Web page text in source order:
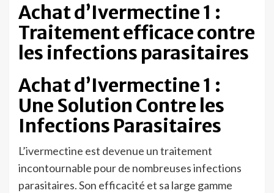
Achat d’Ivermectine 1 :
Traitement efficace contre
les infections parasitaires
Achat d’Ivermectine 1 :
Une Solution Contre les
Infections Parasitaires
L’ivermectine est devenue un traitement
incontournable pour de nombreuses infections
parasitaires. Son efficacité et sa large gamme